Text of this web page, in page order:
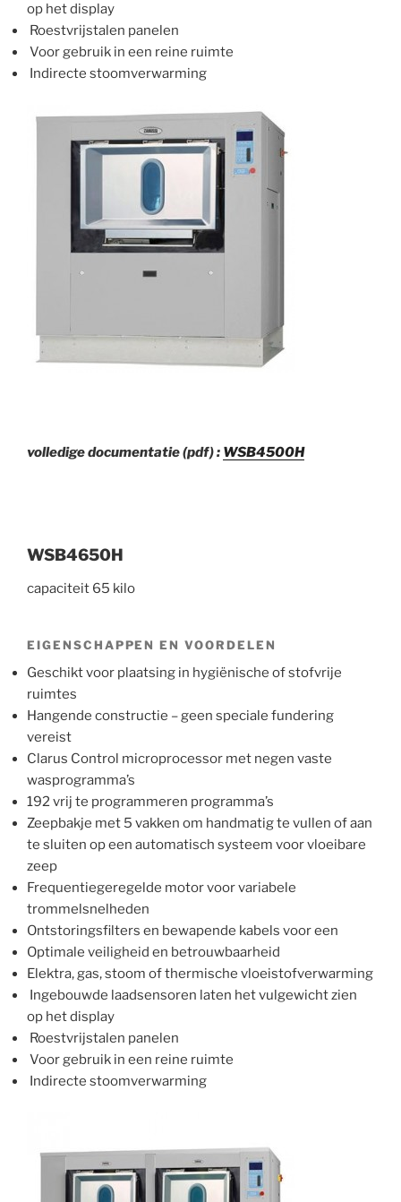
op het display
Roestvrijstalen panelen
Voor gebruik in een reine ruimte
Indirecte stoomverwarming
volledige documentatie (pdf) : WSB4500H
WSB4650H
capaciteit 65 kilo
EIGENSCHAPPEN EN VOORDELEN
Geschikt voor plaatsing in hygiënische of stofvrije
ruimtes
Hangende constructie – geen speciale fundering
vereist
Clarus Control microprocessor met negen vaste
wasprogramma’s
192 vrij te programmeren programma’s
Zeepbakje met 5 vakken om handmatig te vullen of aan
te sluiten op een automatisch systeem voor vloeibare
zeep
Frequentiegeregelde motor voor variabele
trommelsnelheden
Ontstoringsfilters en bewapende kabels voor een
Optimale veiligheid en betrouwbaarheid
Elektra, gas, stoom of thermische vloeistofverwarming
Ingebouwde laadsensoren laten het vulgewicht zien
op het display
Roestvrijstalen panelen
Voor gebruik in een reine ruimte
Indirecte stoomverwarming